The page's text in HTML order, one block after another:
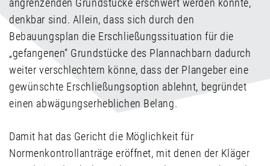
angrenzenden Grundstücke erschwert werden könnte,
denkbar sind. Allein, dass sich durch den
Bebauungsplan die Erschließungssituation für die
„gefangenen“ Grundstücke des Plannachbarn dadurch
weiter verschlechtern könne, dass der Plangeber eine
gewünschte Erschließungsoption ablehnt, begründet
einen abwägungserheblichen Belang.
Damit hat das Gericht die Möglichkeit für
Normenkontrollanträge eröffnet, mit denen der Kläger